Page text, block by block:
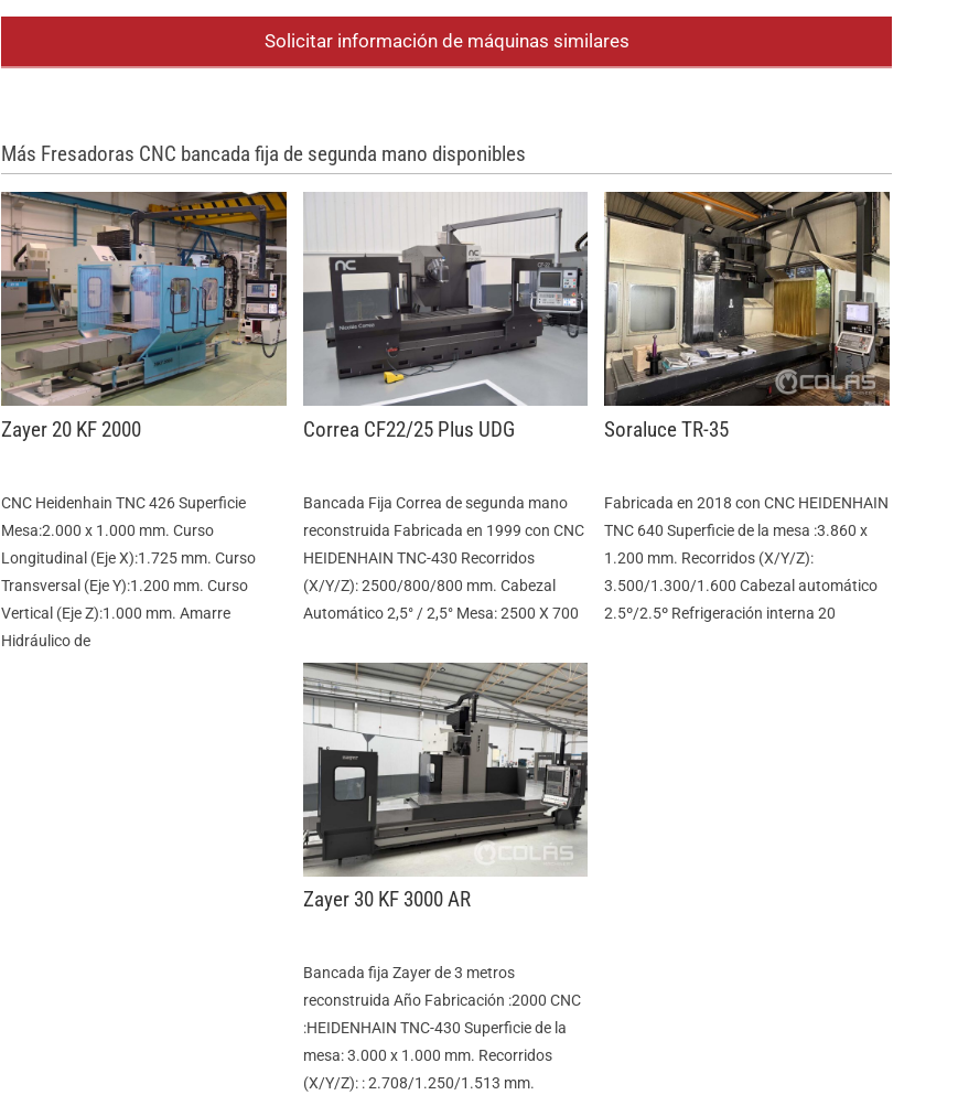
Solicitar información de máquinas similares
Más Fresadoras CNC bancada fija de segunda mano disponibles
Zayer 20 KF 2000
CNC Heidenhain TNC 426 Superficie
Mesa:2.000 x 1.000 mm. Curso
Longitudinal (Eje X):1.725 mm. Curso
Transversal (Eje Y):1.200 mm. Curso
Vertical (Eje Z):1.000 mm. Amarre
Hidráulico de
Correa CF22/25 Plus UDG
Bancada Fija Correa de segunda mano
reconstruida Fabricada en 1999 con CNC
HEIDENHAIN TNC-430 Recorridos
(X/Y/Z): 2500/800/800 mm. Cabezal
Automático 2,5° / 2,5° Mesa: 2500 X 700
Soraluce TR-35
Fabricada en 2018 con CNC HEIDENHAIN
TNC 640 Superficie de la mesa :3.860 x
1.200 mm. Recorridos (X/Y/Z):
3.500/1.300/1.600 Cabezal automático
2.5º/2.5º Refrigeración interna 20
Zayer 30 KF 3000 AR
Bancada fija Zayer de 3 metros
reconstruida Año Fabricación :2000 CNC
:HEIDENHAIN TNC-430 Superficie de la
mesa: 3.000 x 1.000 mm. Recorridos
(X/Y/Z): : 2.708/1.250/1.513 mm.